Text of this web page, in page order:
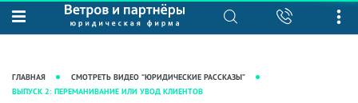
О нас
Рекомендации
Юридические услуги
Интеллектуальная собственность
База знаний
практики"
ГЛАВНАЯ
СМОТРЕТЬ ВИДЕО “ЮРИДИЧЕСКИЕ РАССКАЗЫ”
ВЫПУСК 2: ПЕРЕМАНИВАНИЕ ИЛИ УВОД КЛИЕНТОВ